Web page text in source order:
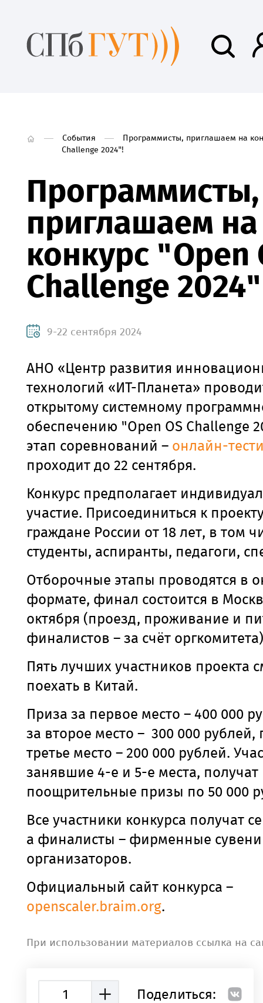
События
Программисты, приглашаем на
Challenge 2024"!
Программисты,
приглашаем на
конкурс "Open
Challenge
9-22 сентября 2024
АНО «Центр развития
технологий «ИТ-Планета»
открытому системному
обеспечению "Open OS Challenge
этап соревнований – онлайн-
проходит до 22 сентября.
Конкурс предполагает
участие. Присоединиться к
граждане России от 18 лет, в том
студенты, аспиранты, педагоги,
Отборочные этапы проводятся в
формате, финал состоится в
октября (проезд, проживание и
финалистов – за счёт
Пять лучших участников проекта
поехать в Китай.
Приза за первое место – 400 000
за второе место – 300 000 рублей,
третье место – 200 000 рублей.
занявшие 4-е и 5-е места, получат
поощрительные призы по 50 000
Все участники конкурса получат
а финалисты – фирменные
организаторов.
Официальный сайт конкурса –
openscaler.braim.org.
При использовании материалов ссылка на
1 Поделиться: